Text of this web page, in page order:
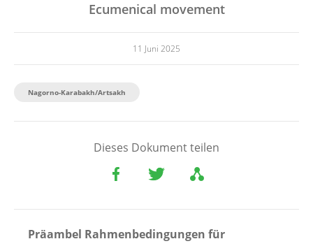
Ecumenical movement
11 Juni 2025
Nagorno-Karabakh/Artsakh
Dieses Dokument teilen
Präambel Rahmenbedingungen für